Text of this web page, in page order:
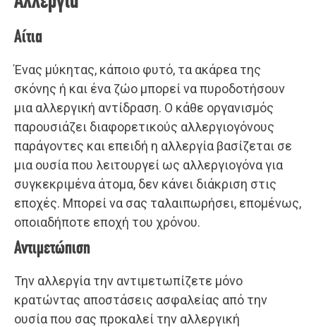
Αίτια
Ένας μύκητας, κάποιο φυτό, τα ακάρεα της
σκόνης ή και ένα ζώο μπορεί να πυροδοτήσουν
μια αλλεργική αντίδραση. Ο κάθε οργανισμός
παρουσιάζει διαφορετικούς αλλεργιογόνους
παράγοντες και επειδή η αλλεργία βασίζεται σε
μια ουσία που λειτουργεί ως αλλεργιογόνα για
συγκεκριμένα άτομα, δεν κάνει διάκριση στις
εποχές. Μπορεί να σας ταλαιπωρήσει, επομένως,
οποιαδήποτε εποχή του χρόνου.
Αντιμετώπιση
Την αλλεργία την αντιμετωπίζετε μόνο
κρατώντας αποστάσεις ασφαλείας από την
ουσία που σας προκαλεί την αλλεργική